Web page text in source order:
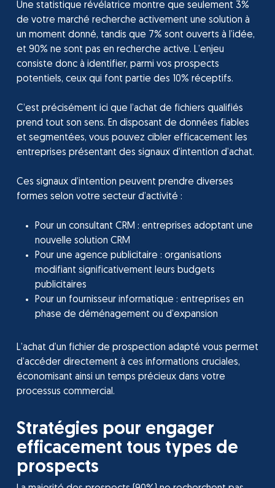
Une statistique révélatrice montre que seulement 3%
de votre marché recherche activement une solution à
un moment donné, tandis que 7% sont ouverts à l’idée,
et 90% ne sont pas en recherche active. L’enjeu
consiste donc à identifier, parmi vos prospects
potentiels, ceux qui font partie des 10% réceptifs.
C’est précisément ici que l’achat de fichiers qualifiés
prend tout son sens. En disposant de données fiables
et segmentées, vous pouvez cibler efficacement les
entreprises présentant des signaux d’intention d’achat.
Ces signaux d’intention peuvent prendre diverses
formes selon votre secteur d’activité :
Pour un consultant CRM : entreprises adoptant une
nouvelle solution CRM
Pour une agence publicitaire : organisations
modifiant significativement leurs budgets
publicitaires
Pour un fournisseur informatique : entreprises en
phase de déménagement ou d’expansion
L’achat d’un fichier de prospection adapté vous permet
d’accéder directement à ces informations cruciales,
économisant ainsi un temps précieux dans votre
processus commercial.
Stratégies pour engager
efficacement tous types de
prospects